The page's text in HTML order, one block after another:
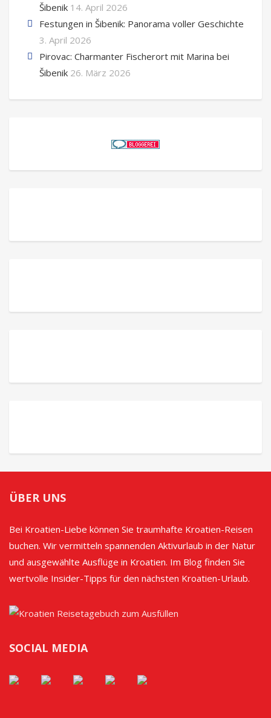
Šibenik 14. April 2026
Festungen in Šibenik: Panorama voller Geschichte
3. April 2026
Pirovac: Charmanter Fischerort mit Marina bei
Šibenik 26. März 2026
ÜBER UNS
Bei Kroatien-Liebe können Sie traumhafte Kroatien-Reisen
buchen. Wir vermitteln spannenden Aktivurlaub in der Natur
und ausgewählte Ausflüge in Kroatien. Im Blog finden Sie
wertvolle Insider-Tipps für den nächsten Kroatien-Urlaub.
SOCIAL MEDIA